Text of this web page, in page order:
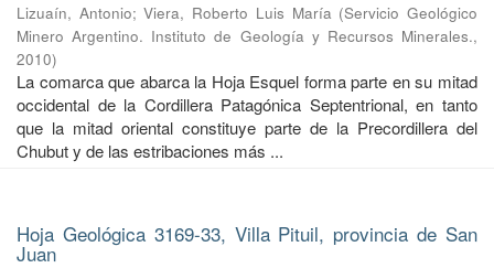
Lizuaín, Antonio;Viera, Roberto Luis María (Servicio Geológico
Minero Argentino. Instituto de Geología y Recursos Minerales.,
2010)
La comarca que abarca la Hoja Esquel forma parte en su mitad
occidental de la Cordillera Patagónica Septentrional, en tanto
que la mitad oriental constituye parte de la Precordillera del
Chubut y de las estribaciones más ...
Hoja Geológica 3169-33, Villa Pituil, provincia de San
Juan